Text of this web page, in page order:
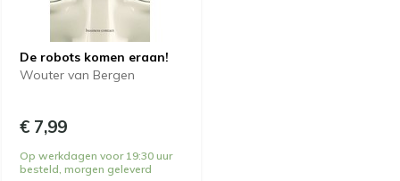
De robots komen eraan!
Wouter van Bergen
€ 7,99
Op werkdagen voor 19:30 uur
besteld, morgen geleverd